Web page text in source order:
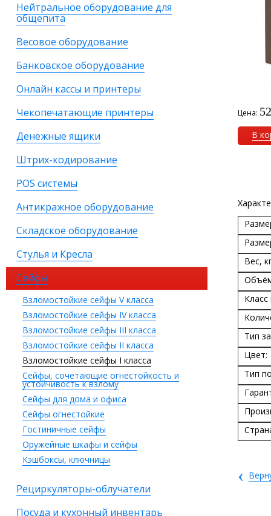
Нейтральное оборудование для
общепита
Весовое оборудование
Банковское оборудование
Онлайн кассы и принтеры
Чекопечатающие принтеры
Денежные ящики
Штрих-кодирование
POS системы
Антикражное оборудование
Складское оборудование
Стулья и Кресла
Сейфы
Взломостойкие сейфы V класса
Взломостойкие сейфы IV класса
Взломостойкие сейфы III класса
Взломостойкие сейфы II класса
Взломостойкие сейфы I класса
Сейфы, сочетающие огнестойкость и
устойчивость к взлому
Сейфы для дома и офиса
Сейфы огнестойкие
Гостиничные сейфы
Оружейные шкафы и сейфы
Кэшбоксы, ключницы
Рециркуляторы-облучатели
Посуда и кухонный инвентарь
Цена:
В
Вес,
Тип
Цвет:
Тип
‹